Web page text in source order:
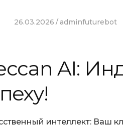
26.03.2026 adminfuturebot
AI:
интеллект: Ваш